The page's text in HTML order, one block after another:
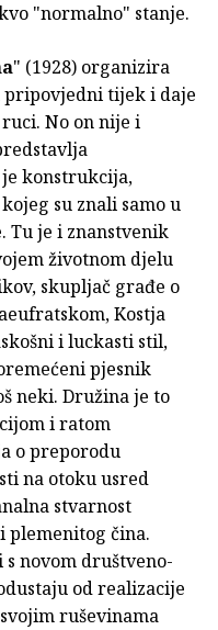
"normalno" stanje.
" (1928) organizira
pripovjedni tijek i daje
No on nije i
je konstrukcija,
su znali samo u
Tu je i znanstvenik
životnom djelu
skupljač građe o
Kostja
i luckasti stil,
pjesnik
neki. Družina je to
i ratom
o preporodu
na otoku usred
stvarnost
plemenitog čina.
s novom društveno-
od realizacije
ruševinama